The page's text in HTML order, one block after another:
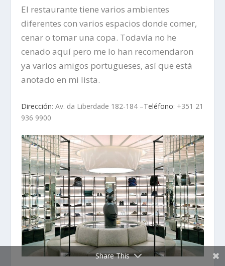
El restaurante tiene varios ambientes
diferentes con varios espacios donde comer,
cenar o tomar una copa. Todavía no he
cenado aquí pero me lo han recomendaron
ya varios amigos portugueses, así que está
anotado en mi lista.
Dirección: Av. da Liberdade 182-184 –Teléfono: +351 21
936 9900
Share This